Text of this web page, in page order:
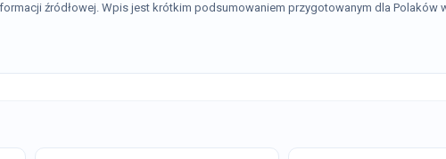
źródłowej. Wpis jest krótkim podsumowaniem przygotowanym dla Polaków